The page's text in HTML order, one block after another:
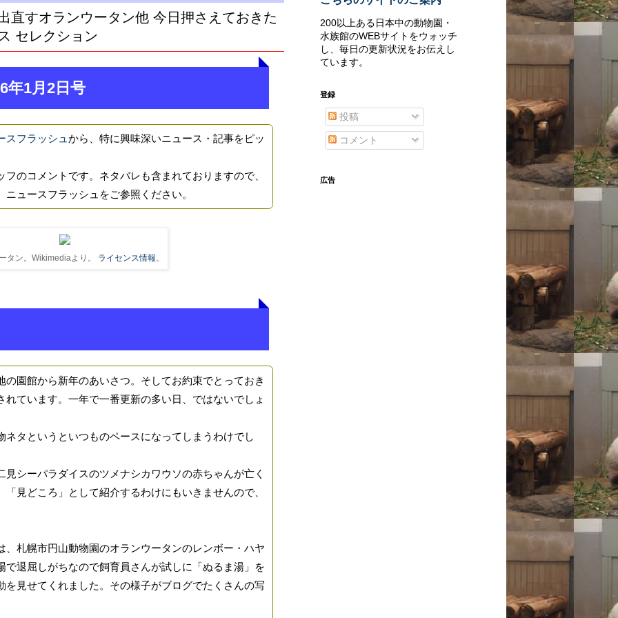
直すオランウータン他 今日押さえておきた
セレクション
年1月2日号
スフラッシュから、特に興味深いニュース・記事をピッ
のコメントです。ネタバレも含まれておりますので、
ュースフラッシュをご参照ください。
タン。Wikimediaより。 ライセンス情報 。
園館から新年のあいさつ。そしてお約束でとっておき
れています。一年で一番更新の多い日、ではないでしょ
タというといつものペースになってしまうわけでし
シーパラダイスのツメナシカワウソの赤ちゃんが亡く
見どころ」として紹介するわけにもいきませんので、
札幌市円山動物園のオランウータンのレンボー・ハヤ
で退屈しがちなので飼育員さんが試しに「ぬるま湯」を
を見せてくれました。その様子がブログでたくさんの写
200以上ある日本中の動物園・
水族館のWEBサイトをウォッチ
し、毎日の更新状況をお伝えし
ています。
登録
投稿
コメント
広告